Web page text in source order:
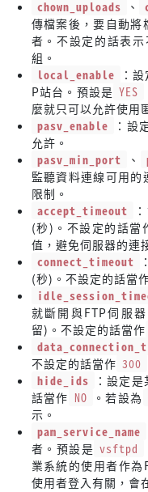
chown_uploads
、
傳檔案後，要自動將
者。不設定的話表
組。
local_enable
：
P站台。預設是 YES
麼就只可以允許使用
pasv_enable
：設
允許。
pasv_min_port
、
監聽資料連線可用
限制。
accept_timeout
(秒)。不設定的話當
值，避免伺服器的連
connect_timeout
(秒)。不設定的話當
就斷開與FTP伺服
留)。不設定的話當作
不設定的話當作 300
hide_ids
：設定
話當作 NO 。若設為
示。
pam_service_name
者。預設是 vsftpd
業系統的使用者作
使用者登入有關，會